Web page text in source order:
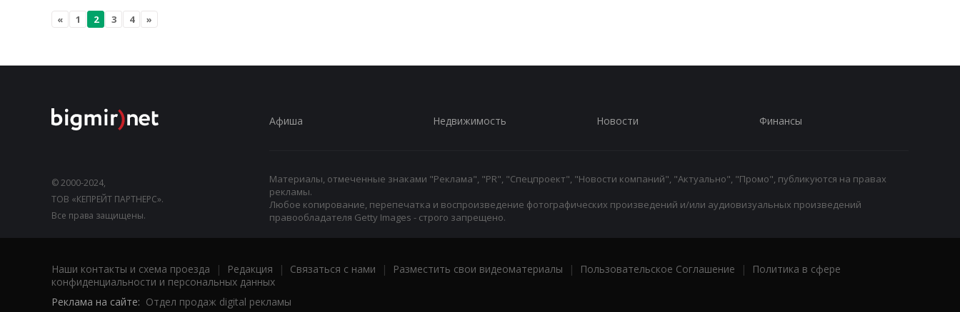
« 1 2 3 4 »
© 2000-2024,
ТОВ «КЕПРЕЙТ ПАРТНЕРС».
Все права защищены.
Афиша Недвижимость Новости Финансы
Материалы, отмеченные знаками "Реклама", "PR", "Спецпроект", "Новости компаний", "Актуально", "Промо", публикуются на правах
рекламы.
Любое копирование, перепечатка и воспроизведение фотографических произведений и/или аудиовизуальных произведений
правообладателя Getty Images - строго запрещено.
Наши контакты и схема проезда | Редакция | Связаться с нами | Разместить свои видеоматериалы | Пользовательское Соглашение |
Политика в сфере
конфиденциальности и персональных данных
Реклама на сайте: Отдел продаж digital рекламы